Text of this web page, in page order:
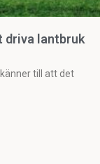
driva lantbruk
till att det